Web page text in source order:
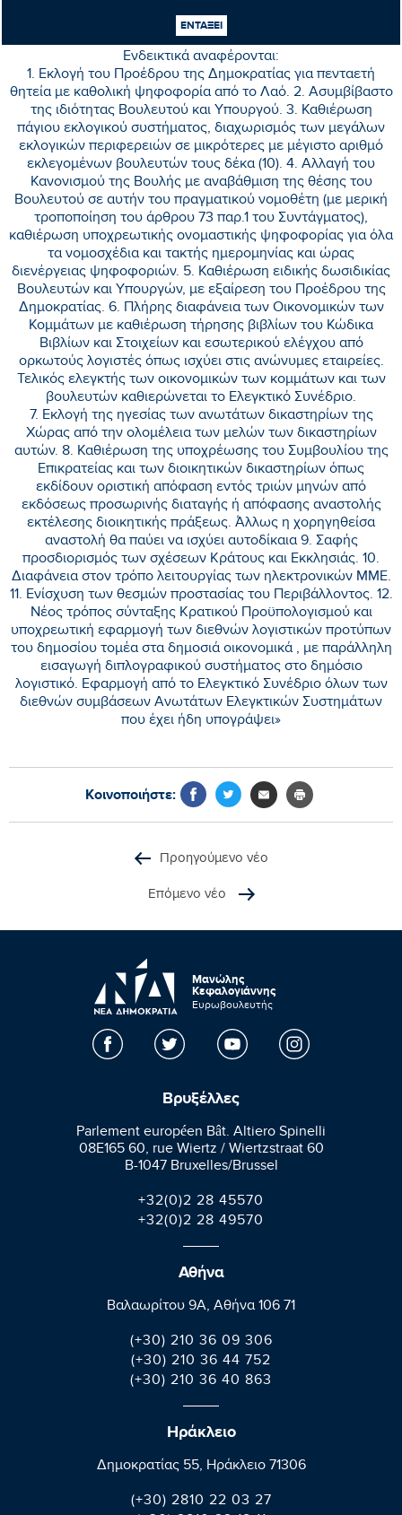
ΕΝΤΑΞΕΙ
που θα συντάξει το νέο Σύνταγμα της Χώρας με
συγκεκριμένα ερωτήματα για τις προτεινόμενες αλλαγές:
Ενδεικτικά αναφέρονται:
1. Εκλογή του Προέδρου της Δημοκρατίας για πενταετή
θητεία με καθολική ψηφοφορία από το Λαό. 2. Ασυμβίβαστο
της ιδιότητας Βουλευτού και Υπουργού. 3. Καθιέρωση
πάγιου εκλογικού συστήματος, διαχωρισμός των μεγάλων
εκλογικών περιφερειών σε μικρότερες με μέγιστο αριθμό
εκλεγομένων βουλευτών τους δέκα (10). 4. Αλλαγή του
Κανονισμού της Βουλής με αναβάθμιση της θέσης του
Βουλευτού σε αυτήν του πραγματικού νομοθέτη (με μερική
τροποποίηση του άρθρου 73 παρ.1 του Συντάγματος),
καθιέρωση υποχρεωτικής ονομαστικής ψηφοφορίας για όλα
τα νομοσχέδια και τακτής ημερομηνίας και ώρας
διενέργειας ψηφοφοριών. 5. Καθιέρωση ειδικής δωσιδικίας
Βουλευτών και Υπουργών, με εξαίρεση του Προέδρου της
Δημοκρατίας. 6. Πλήρης διαφάνεια των Οικονομικών των
Κομμάτων με καθιέρωση τήρησης βιβλίων του Κώδικα
Βιβλίων και Στοιχείων και εσωτερικού ελέγχου από
ορκωτούς λογιστές όπως ισχύει στις ανώνυμες εταιρείες.
Τελικός ελεγκτής των οικονομικών των κομμάτων και των
βουλευτών καθιερώνεται το Ελεγκτικό Συνέδριο.
7. Εκλογή της ηγεσίας των ανωτάτων δικαστηρίων της
Χώρας από την ολομέλεια των μελών των δικαστηρίων
αυτών. 8. Καθιέρωση της υποχρέωσης του Συμβουλίου της
Επικρατείας και των διοικητικών δικαστηρίων όπως
εκδίδουν οριστική απόφαση εντός τριών μηνών από
εκδόσεως προσωρινής διαταγής ή απόφασης αναστολής
εκτέλεσης διοικητικής πράξεως. Άλλως η χορηγηθείσα
αναστολή θα παύει να ισχύει αυτοδίκαια 9. Σαφής
προσδιορισμός των σχέσεων Κράτους και Εκκλησιάς. 10.
Διαφάνεια στον τρόπο λειτουργίας των ηλεκτρονικών ΜΜΕ.
11. Ενίσχυση των θεσμών προστασίας του Περιβάλλοντος. 12.
Νέος τρόπος σύνταξης Κρατικού Προϋπολογισμού και
υποχρεωτική εφαρμογή των διεθνών λογιστικών προτύπων
του δημοσίου τομέα στα δημοσιά οικονομικά , με παράλληλη
εισαγωγή διπλογραφικού συστήματος στο δημόσιο
λογιστικό. Εφαρμογή από το Ελεγκτικό Συνέδριο όλων των
διεθνών συμβάσεων Ανωτάτων Ελεγκτικών Συστημάτων
που έχει ήδη υπογράψει»
Κοινοποιήστε:
Προηγούμενο νέο
Επόμενο νέο
Μανώλης
Κεφαλογιάννης
Ευρωβουλευτής
Βρυξέλλες
Parlement européen Bât. Altiero Spinelli
08E165 60, rue Wiertz / Wiertzstraat 60
B-1047 Bruxelles/Brussel
+32(0)2 28 45570
+32(0)2 28 49570
Αθήνα
Βαλαωρίτου 9A, Aθήνα 106 71
(+30) 210 36 09 306
(+30) 210 36 44 752
(+30) 210 36 40 863
Ηράκλειο
Δημοκρατίας 55, Ηράκλειο 71306
(+30) 2810 22 03 27